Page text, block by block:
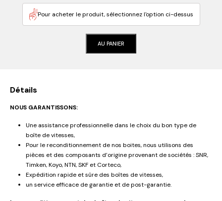
Pour acheter le produit, sélectionnez l'option ci-dessus
AU PANIER
Détails
NOUS GARANTISSONS:
Une assistance professionnelle dans le choix du bon type de
boîte de vitesses,
Pour le reconditionnement de nos boites, nous utilisons des
pièces et des composants d’origine provenant de sociétés : SNR,
Timken, Koyo, NTN, SKF et Corteco,
Expédition rapide et sûre des boîtes de vitesses,
un service efficace de garantie et de post-garantie.